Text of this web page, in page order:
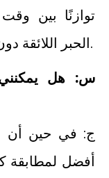
توازنًا بين
الحبر اللائقة دون التضحية بالكثير من حدة الطباعة.
س: هل
ج: في حين أن